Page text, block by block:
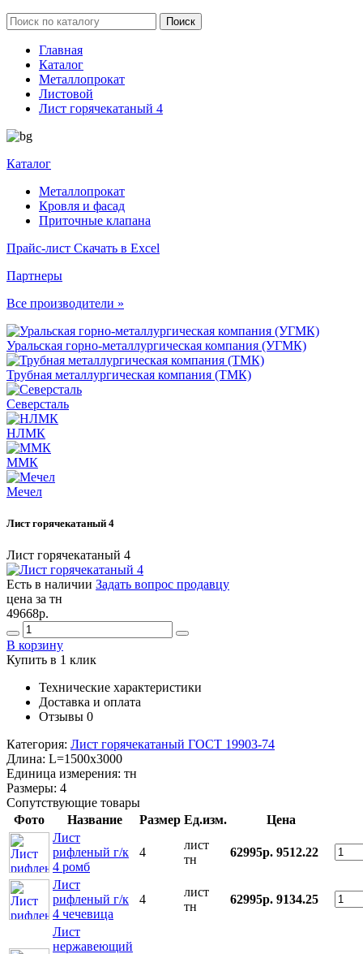
Главная
Каталог
Металлопрокат
Листовой
Лист горячекатаный 4
Каталог
Металлопрокат
Кровля и фасад
Приточные клапана
Прайс-лист Скачать в Excel
Партнеры
Все производители »
Уральская горно-металлургическая компания (УГМК)
Трубная металлургическая компания (ТМК)
Северсталь
НЛМК
ММК
Мечел
Лист горячекатаный 4
Лист горячекатаный 4
Есть в наличии Задать вопрос продавцу
цена за тн
49668р.
В корзину
Купить в 1 клик
Технические характеристики
Доставка и оплата
Отзывы 0
Категория: Лист горячекатаный ГОСТ 19903-74
Длина: L=1500x3000
Единица измерения: тн
Размеры: 4
Сопутствующие товары
Фото
Название Размер Ед.изм.
Цена
Лист
рифленый г/к
4 ромб
4
лист
тн
62995р. 9512.22
Лист
рифленый г/к
4 чечевица
4
лист
тн
62995р. 9134.25
Лист
нержавеющий